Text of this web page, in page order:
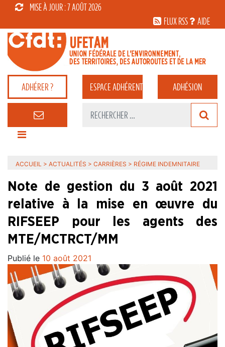
MISE À JOUR : 7 AOÛT 2026
FLUX RSS
AIDE
ADHÉRER ? ESPACEADHÉRENT ADHÉSION
ACCUEIL > ACTUALITÉS > CARRIÈRES > RÉGIME INDEMNITAIRE
Note de gestion du 3 août 2021
relative à la mise en œuvre du
RIFSEEP pour les agents des
MTE/MCTRCT/MM
Publié le 10 août 2021